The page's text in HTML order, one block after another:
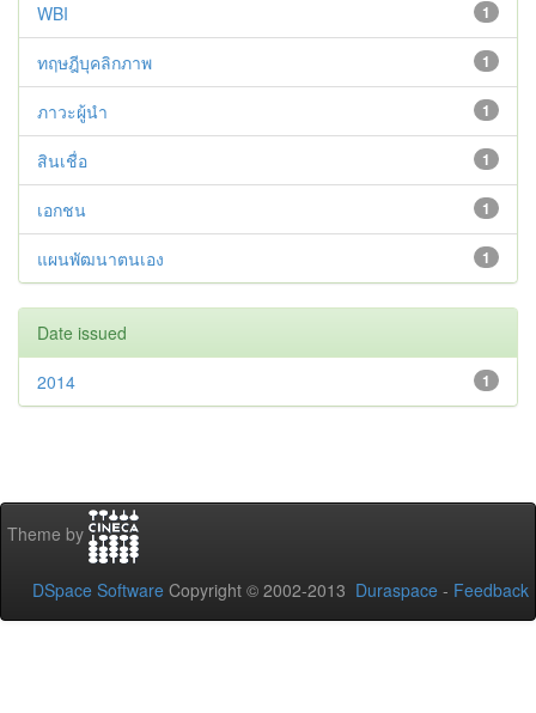
1
WBI
1
ทฤษฎีบุคลิกภาพ
1
ภาวะผู้นำ
1
สินเชื่อ
1
เอกชน
1
แผนพัฒนาตนเอง
Date issued
1
2014
Theme by
DSpace Software Copyright © 2002-2013 Duraspace - Feedback